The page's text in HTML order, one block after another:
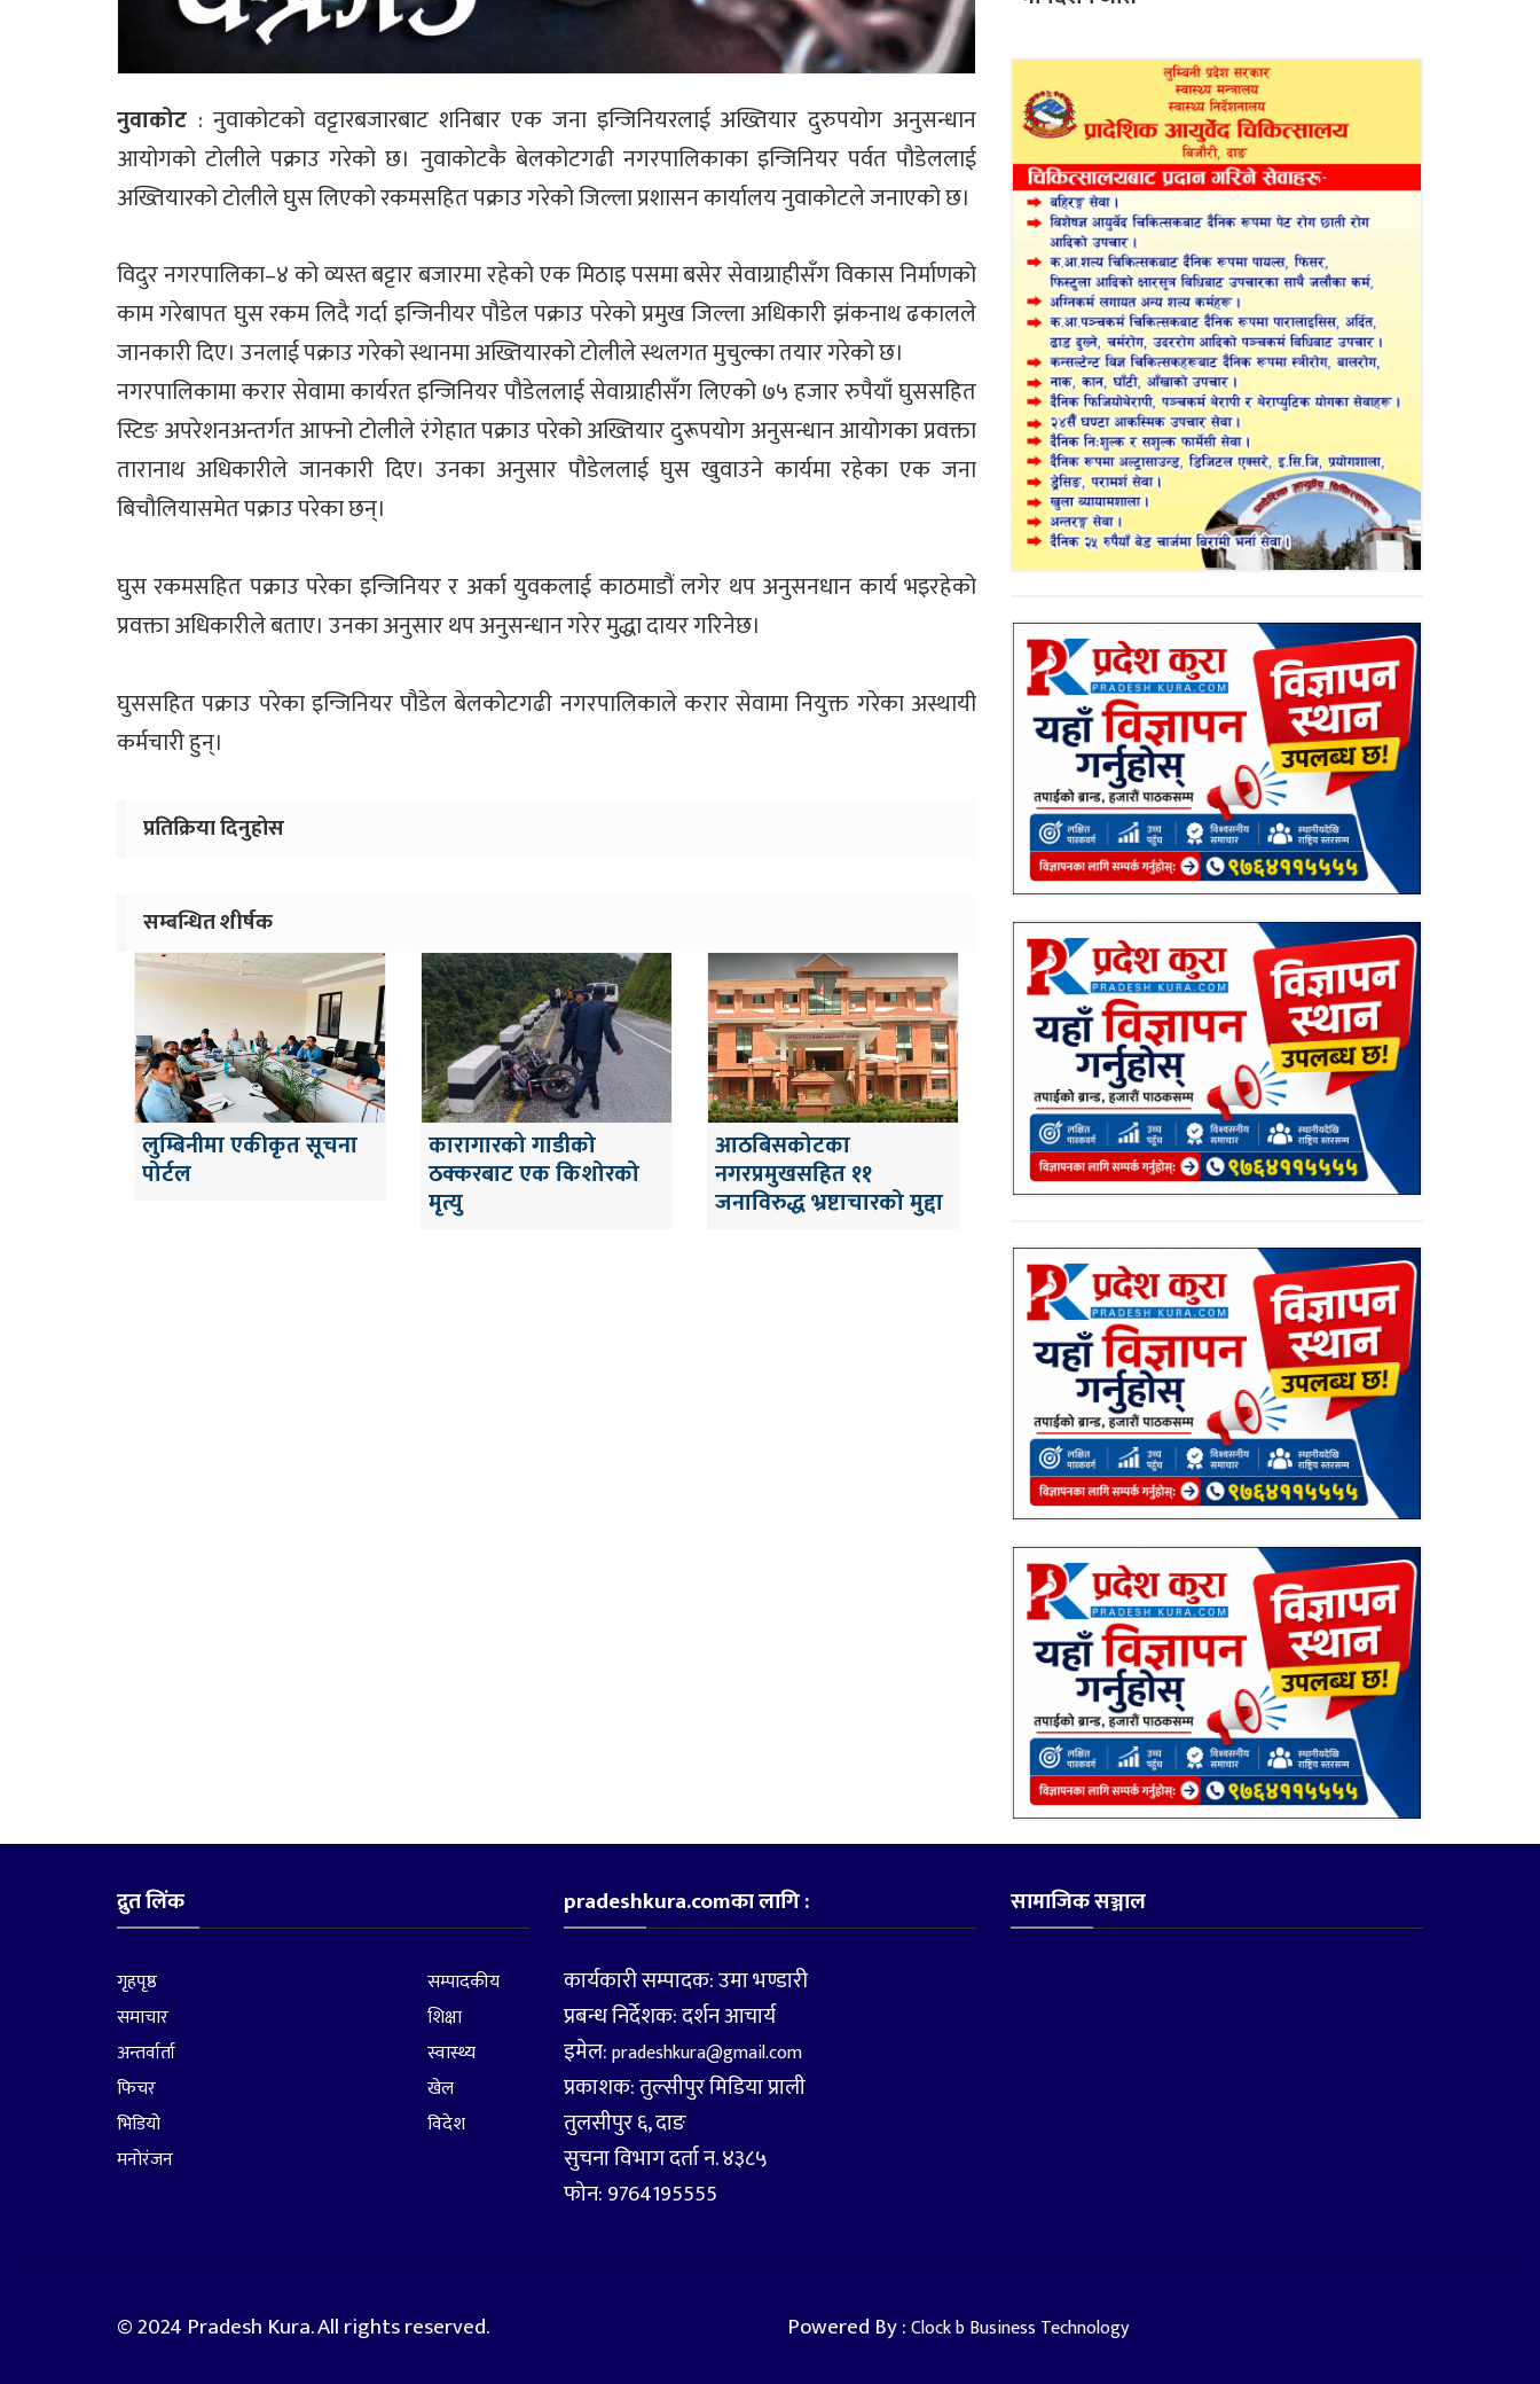
नुवाकोट : नुवाकोटको वट्टारबजारबाट शनिबार एक जना इन्जिनियरलाई अख्तियार दुरुपयोग अनुसन्धान
आयोगको टोलीले पक्राउ गरेको छ। नुवाकोटकै बेलकोटगढी नगरपालिकाका इन्जिनियर पर्वत पौडेललाई
अख्तियारको टोलीले घुस लिएको रकमसहित पक्राउ गरेको जिल्ला प्रशासन कार्यालय नुवाकोटले जनाएको छ।
विदुर नगरपालिका–४ को व्यस्त बट्टार बजारमा रहेको एक मिठाइ पसमा बसेर सेवाग्राहीसँग विकास निर्माणको
काम गरेबापत घुस रकम लिदै गर्दा इन्जिनीयर पौडेल पक्राउ परेको प्रमुख जिल्ला अधिकारी झंकनाथ ढकालले
जानकारी दिए। उनलाई पक्राउ गरेको स्थानमा अख्तियारको टोलीले स्थलगत मुचुल्का तयार गरेको छ।
नगरपालिकामा करार सेवामा कार्यरत इन्जिनियर पौडेललाई सेवाग्राहीसँग लिएको ७५ हजार रुपैयाँ घुससहित
स्टिङ अपरेशनअन्तर्गत आफ्नो टोलीले रंगेहात पक्राउ परेको अख्तियार दुरूपयोग अनुसन्धान आयोगका प्रवक्ता
तारानाथ अधिकारीले जानकारी दिए। उनका अनुसार पौडेललाई घुस खुवाउने कार्यमा रहेका एक जना
बिचौलियासमेत पक्राउ परेका छन्।
घुस रकमसहित पक्राउ परेका इन्जिनियर र अर्का युवकलाई काठमाडौं लगेर थप अनुसनधान कार्य भइरहेको
प्रवक्ता अधिकारीले बताए। उनका अनुसार थप अनुसन्धान गरेर मुद्धा दायर गरिनेछ।
घुससहित पक्राउ परेका इन्जिनियर पौडेल बेलकोटगढी नगरपालिकाले करार सेवामा नियुक्त गरेका अस्थायी
कर्मचारी हुन्।
प्रतिक्रिया दिनुहोस
सम्बन्धित शीर्षक
लुम्बिनीमा एकीकृत सूचना
पोर्टल
कारागारको गाडीको
ठक्करबाट एक किशोरको
मृत्यु
आठबिसकोटका
नगरप्रमुखसहित ११
जनाविरुद्ध भ्रष्टाचारको मुद्दा
द्रुत लिंक
गृहपृष्ठ
समाचार
अन्तर्वार्ता
फिचर
भिडियो
मनोरंजन
सम्पादकीय
शिक्षा
स्वास्थ्य
खेल
विदेश
pradeshkura.comका लागि :
कार्यकारी सम्पादक: उमा भण्डारी
प्रबन्ध निर्देशक: दर्शन आचार्य
इमेल:pradeshkura@gmail.com
प्रकाशक: तुल्सीपुर मिडिया प्राली
तुलसीपुर ६, दाङ
सुचना विभाग दर्ता न. ४३८५
फोन: 9764195555
सामाजिक सञ्जाल
© 2024 Pradesh Kura. All rights reserved. Powered By :Clock b Business Technology